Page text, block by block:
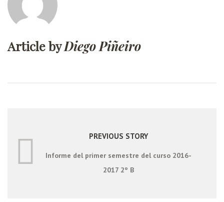
Article byDiego Piñeiro
PREVIOUS STORY
Informe del primer semestre del curso 2016-
2017 2º B